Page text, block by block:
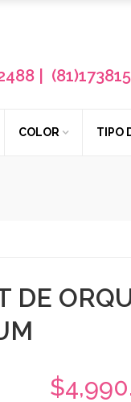
|
COLOR TIPO
DE
$